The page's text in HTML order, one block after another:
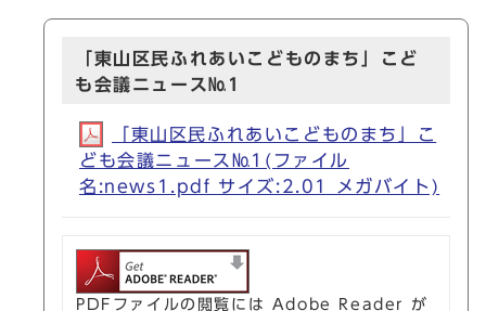
「東山区民ふれあいこどものまち」こど
も会議ニュース№1
「東山区民ふれあいこどものまち」こ
ども会議ニュース№1(ファイル
名:news1.pdf サイズ:2.01 メガバイト)
PDFファイルの閲覧には Adobe Reader が